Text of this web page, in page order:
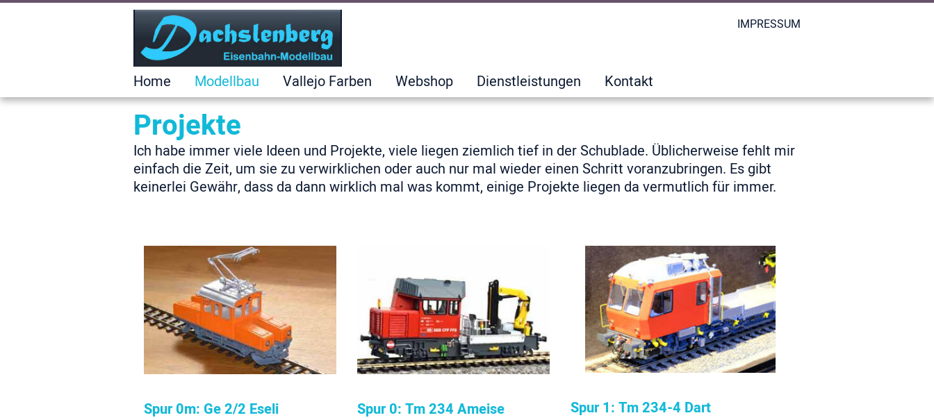
IMPRESSUM
Home Modellbau Vallejo Farben Webshop Dienstleistungen Kontakt
Projekte
Ich habe immer viele Ideen und Projekte, viele liegen ziemlich tief in der Schublade. Üblicherweise fehlt mir
einfach die Zeit, um sie zu verwirklichen oder auch nur mal wieder einen Schritt voranzubringen. Es gibt
keinerlei Gewähr, dass da dann wirklich mal was kommt, einige Projekte liegen da vermutlich für immer.
Spur 0m: Ge 2/2 Eseli Spur 0: Tm 234 Ameise Spur 1: Tm 234-4 Dart